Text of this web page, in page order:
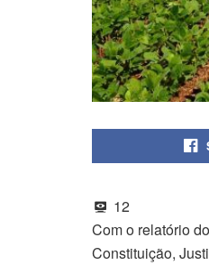
12
Com o relatório
Constituição,